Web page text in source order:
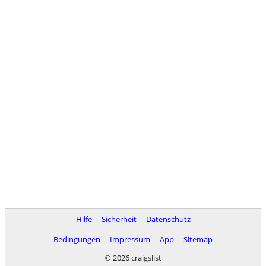
Hilfe Sicherheit
Datenschutz
Bedingungen
Impressum App
Sitemap
© 2026 craigslist